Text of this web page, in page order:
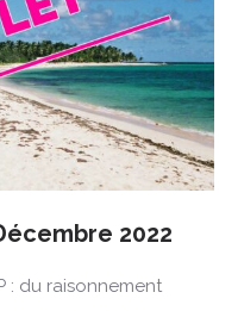
2022
: du raisonnement